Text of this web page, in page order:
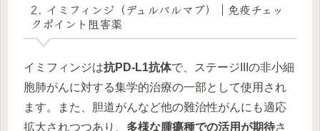
2. イミフィンジ（デュルバルマブ）｜免疫チェッ
クポイント阻害薬
イミフィンジは抗PD-L1抗体で、ステージIIIの非小細
胞肺がんに対する集学的治療の一部として使用され
ます。また、胆道がんなど他の難治性がんにも適応
拡大されつつあり、 多様な腫瘍種での活用が期待さ